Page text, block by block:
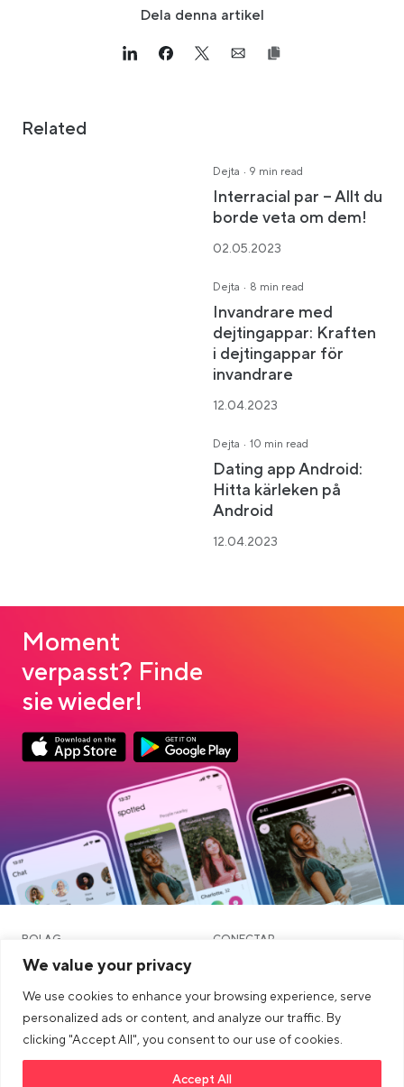
We value your privacy
We use cookies to enhance your browsing experience, serve
personalized ads or content, and analyze our traffic. By
clicking "Accept All", you consent to our use of cookies.
Accept All
Dela denna artikel
Link opens in a new tab
>Share on Linkedin
Link opens in a new tab
>Share on Facebook
Link opens in a new tab
>Share on Twitter
Link opens in a new tab
>Share on Email
Related
Dejta · 9 min read
Interracial par – Allt du
borde veta om dem!
02.05.2023
Dejta · 8 min read
Invandrare med
dejtingappar: Kraften
i dejtingappar för
invandrare
12.04.2023
Dejta · 10 min read
Dating app Android:
Hitta kärleken på
Android
12.04.2023
Moment
verpasst? Finde
sie wieder!
Link opens in a new tabLink opens in a new tab
Google Play Download
BOLAG CONECTAR
Blog
Gemenskap och dejting